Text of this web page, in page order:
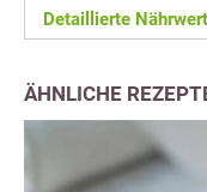
Detaillierte
ÄHNLICHE